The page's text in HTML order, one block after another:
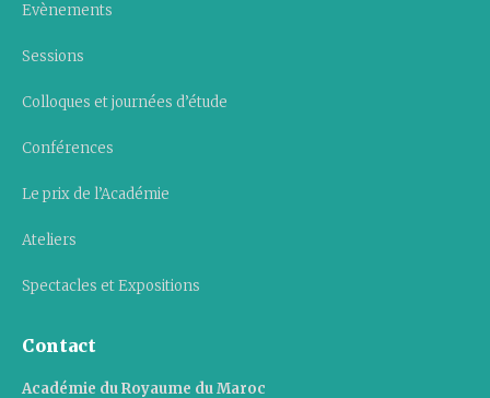
Evènements
Sessions
Colloques et journées d’étude
Conférences
Le prix de l’Académie
Ateliers
Spectacles et Expositions
Contact
Académie du Royaume du Maroc